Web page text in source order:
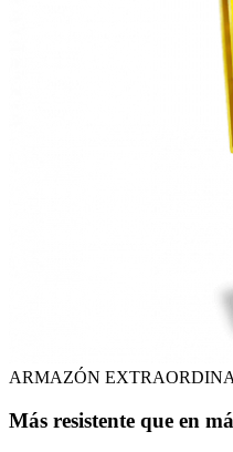
ARMAZÓN
Más resistente que en